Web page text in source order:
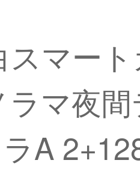
マー
マ夜
A